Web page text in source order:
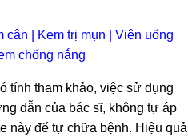
cân Kem trị mụn
Viên uống
chống nắng
tính tham khảo, việc sử dụng
dẫn của bác sĩ, không tự áp
này để tự chữa bệnh. Hiệu quả